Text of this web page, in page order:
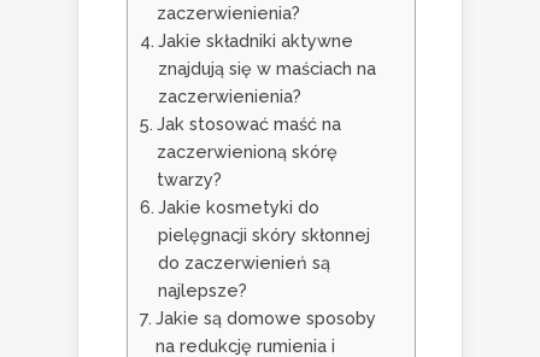
zaczerwienienia?
Jakie składniki aktywne
znajdują się w maściach na
zaczerwienienia?
Jak stosować maść na
zaczerwienioną skórę
twarzy?
Jakie kosmetyki do
pielęgnacji skóry skłonnej
do zaczerwienień są
najlepsze?
Jakie są domowe sposoby
na redukcję rumienia i